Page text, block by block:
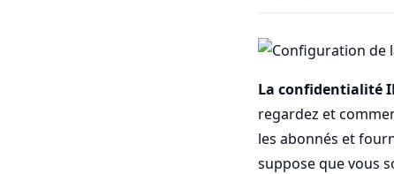
La confidentialité
regardez et
les abonnés et
suppose que vous